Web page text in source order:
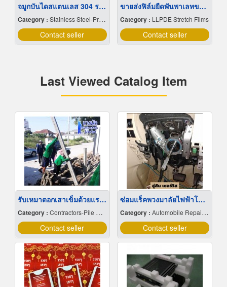
จมูกบันไดสแตนเลส 304 ราคาโรงงาน
Category : Stainless Steel-Products
Contact seller
ขายส่งฟิล์มยืดพันพาเลทขนาดพันด้วยมือ Hand wrap
Category : LLPDE Stretch Films
Contact seller
Last Viewed Catalog Item
รับเหมาตอกเสาเข็มด้วยแรงคนสมุทรปราการ
Category : Contractors-Pile Driving
Contact seller
ซ่อมแร็คพวงมาลัยไฟฟ้าโตโยต้า
Category : Automobile Repairing & Service
Contact seller